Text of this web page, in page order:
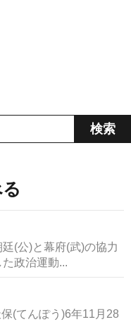
(公)と幕府(武)の協力
政治運動...
(てんぽう)6年11月28